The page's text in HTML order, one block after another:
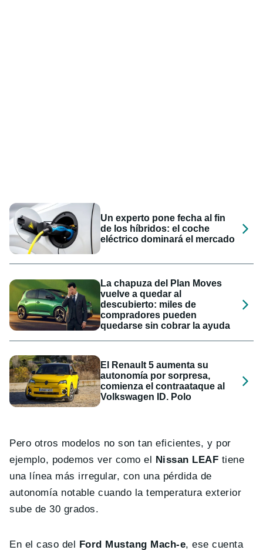
Un experto pone fecha al fin
de los híbridos: el coche
eléctrico dominará el mercado
La chapuza del Plan Moves
vuelve a quedar al
descubierto: miles de
compradores pueden
quedarse sin cobrar la ayuda
El Renault 5 aumenta su
autonomía por sorpresa,
comienza el contraataque al
Volkswagen ID. Polo
Pero otros modelos no son tan eficientes, y por
ejemplo, podemos ver como el Nissan LEAF tiene
una línea más irregular, con una pérdida de
autonomía notable cuando la temperatura exterior
sube de 30 grados.
En el caso del Ford Mustang Mach-e, ese cuenta